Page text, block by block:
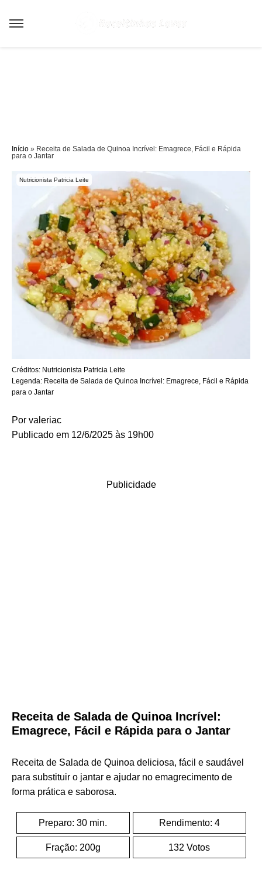
Início » Receita de Salada de Quinoa Incrível: Emagrece, Fácil e Rápida
para o Jantar
Nutricionista Patricia Leite
Créditos: Nutricionista Patricia Leite
Legenda: Receita de Salada de Quinoa Incrível: Emagrece, Fácil e Rápida
para o Jantar
Por valeriac
Publicado em 12/6/2025 às 19h00
Publicidade
Receita de Salada de Quinoa Incrível:
Emagrece, Fácil e Rápida para o Jantar
Receita de Salada de Quinoa deliciosa, fácil e saudável
para substituir o jantar e ajudar no emagrecimento de
forma prática e saborosa.
Preparo: 30 min. Rendimento: 4
Fração: 200g 132 Votos